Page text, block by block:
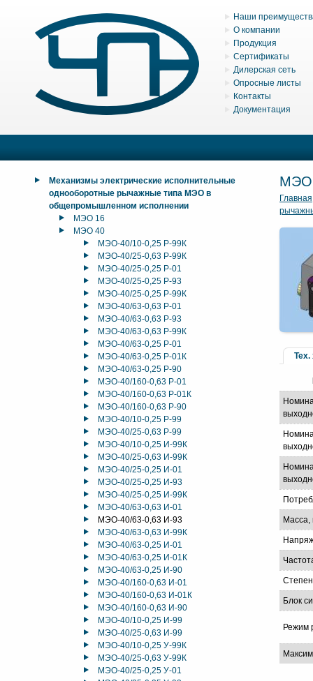
Наши
О компании
Продукция
Сертификаты
Дилерская сеть
Опросные листы
Контакты
Документация
Механизмы электрические исполнительные
однооборотные рычажные типа МЭО в
общепромышленном исполнении
МЭО 16
МЭО 40
МЭО-40/10-0,25 Р-99К
МЭО-40/25-0,63 Р-99К
МЭО-40/25-0,25 Р-01
МЭО-40/25-0,25 Р-93
МЭО-40/25-0,25 Р-99К
МЭО-40/63-0,63 Р-01
МЭО-40/63-0,63 Р-93
МЭО-40/63-0,63 Р-99К
МЭО-40/63-0,25 Р-01
МЭО-40/63-0,25 Р-01К
МЭО-40/63-0,25 Р-90
МЭО-40/160-0,63 Р-01
МЭО-40/160-0,63 Р-01К
МЭО-40/160-0,63 Р-90
МЭО-40/10-0,25 Р-99
МЭО-40/25-0,63 Р-99
МЭО-40/10-0,25 И-99К
МЭО-40/25-0,63 И-99К
МЭО-40/25-0,25 И-01
МЭО-40/25-0,25 И-93
МЭО-40/25-0,25 И-99К
МЭО-40/63-0,63 И-01
МЭО-40/63-0,63 И-93
МЭО-40/63-0,63 И-99К
МЭО-40/63-0,25 И-01
МЭО-40/63-0,25 И-01К
МЭО-40/63-0,25 И-90
МЭО-40/160-0,63 И-01
МЭО-40/160-0,63 И-01К
МЭО-40/160-0,63 И-90
МЭО-40/10-0,25 И-99
МЭО-40/25-0,63 И-99
МЭО-40/10-0,25 У-99К
МЭО-40/25-0,63 У-99К
МЭО-40/25-0,25 У-01
МЭО
Главная
Тех.
Масса,
Блок
Режим